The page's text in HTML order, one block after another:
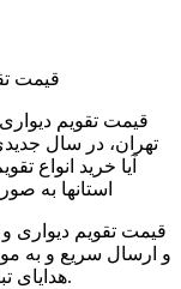
قیمت
قیمت تقویم
تهران، در سال
آیا خرید انواع
استانها به
قیمت تقویم دیواری
و ارسال سریع و به
هدایای تبلیغاتی پایان سال را برای هر کس، تعدیل نماید.